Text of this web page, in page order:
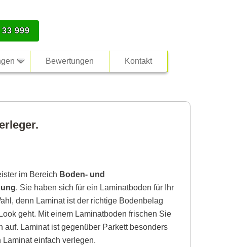
999
Bewertungen Kontakt
im Bereich Boden- und
. Sie haben sich für ein Laminatboden für Ihr
denn Laminat ist der richtige Bodenbelag
geht. Mit einem Laminatboden frischen Sie
Laminat ist gegenüber Parkett besonders
einfach verlegen.